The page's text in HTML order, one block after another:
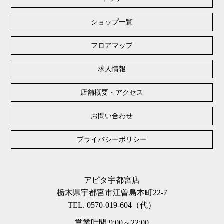
ショップ一覧
フロアマップ
求人情報
店舗概要・アクセス
お問い合わせ
プライバシーポリシー
アピタ宇都宮店
栃木県宇都宮市江曽島本町22-7
TEL. 0570-019-604（代）